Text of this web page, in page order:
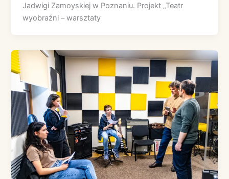
Jadwigi Zamoyskiej w Poznaniu. Projekt „Teatr
wyobraźni – warsztaty